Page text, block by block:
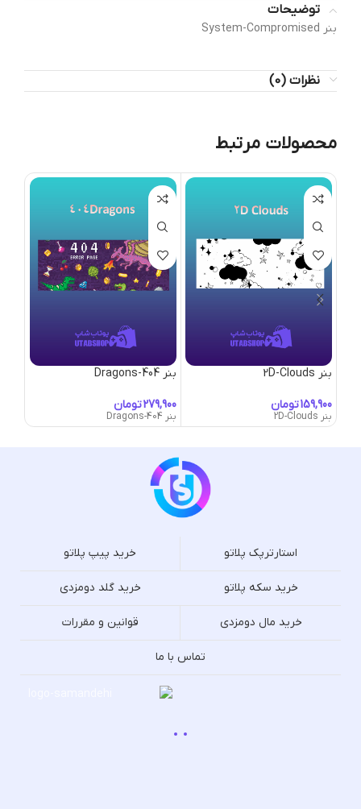
توضیحات
بنر System-Compromised
نظرات (0)
محصولات مرتبط
بنر 2D-Clouds
تومان
بنر 2D-Clouds
بنر 404-Dragons
تومان
بنر 404-Dragons
استارترپک پلاتو خرید پیپ پلاتو
خرید سکه پلاتو خرید گلد دومزدی
خرید مال دومزدی قوانین و مقررات
تماس با ما